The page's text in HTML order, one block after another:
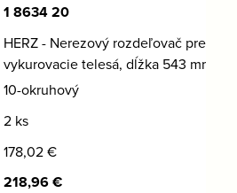
1 8634 20
HERZ - Nerezový rozdeľovač pre
vykurovacie telesá, dĺžka 543 mm
10-okruhový
2 ks
178,02€
218,96€